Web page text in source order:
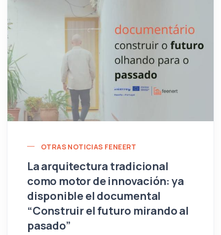
OTRAS NOTICIAS FENEERT
La arquitectura tradicional
como motor de innovación: ya
disponible el documental
“Construir el futuro mirando al
pasado”